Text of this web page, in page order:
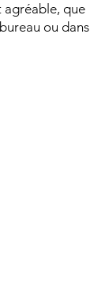
agréable, que
ou dans